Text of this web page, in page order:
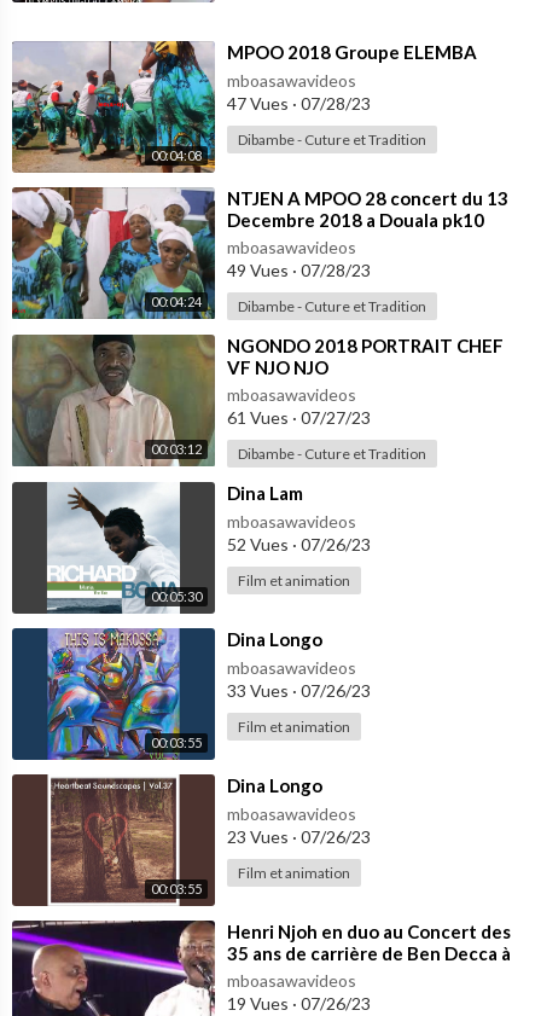
00:04:08
⁣MPOO 2018 Groupe ELEMBA
mboasawavideos
47 Vues · 07/28/23
Dibambe - Cuture et Tradition
00:04:24
⁣NTJEN A MPOO 28 concert du 13
Decembre 2018 a Douala pk10
mboasawavideos
49 Vues · 07/28/23
Dibambe - Cuture et Tradition
00:03:12
⁣NGONDO 2018 PORTRAIT CHEF
VF NJO NJO
mboasawavideos
61 Vues · 07/27/23
Dibambe - Cuture et Tradition
00:05:30
⁣Dina Lam
mboasawavideos
52 Vues · 07/26/23
Film et animation
00:03:55
⁣Dina Longo
mboasawavideos
33 Vues · 07/26/23
Film et animation
00:03:55
⁣Dina Longo
mboasawavideos
23 Vues · 07/26/23
Film et animation
⁣Henri Njoh en duo au Concert des
35 ans de carrière de Ben Decca à
Nanterre 24 Novembre 2018
mboasawavideos
19 Vues · 07/26/23